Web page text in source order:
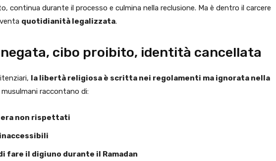
continua durante il processo e culmina nella reclusione. Ma è dentro il carcere
quotidianità legalizzata.
cibo proibito, identità cancellata
la libertà religiosa è scritta nei regolamenti ma ignorata nella
raccontano di:
non rispettati
fare il digiuno durante il Ramadan